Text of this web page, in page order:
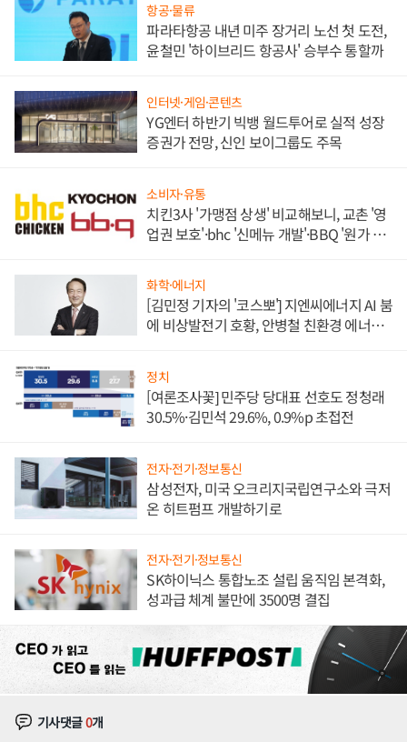
항공·물류
파라타항공 내년 미주 장거리 노선 첫 도전,
윤철민 '하이브리드 항공사' 승부수 통할까
인터넷·게임·콘텐츠
YG엔터 하반기 빅뱅 월드투어로 실적 성장
증권가 전망, 신인 보이그룹도 주목
소비자·유통
치킨3사 '가맹점 상생' 비교해보니, 교촌 '영
업권 보호'·bhc '신메뉴 개발'·BBQ '원가 부
화학·에너지
[김민정 기자의 '코스뽀'] 지엔씨에너지 AI 붐
에 비상발전기 호황, 안병철 친환경 에너지
정치
[여론조사꽃] 민주당 당대표 선호도 정청래
30.5%·김민석 29.6%, 0.9%p 초접전
전자·전기·정보통신
삼성전자, 미국 오크리지국립연구소와 극저
온 히트펌프 개발하기로
전자·전기·정보통신
SK하이닉스 통합노조 설립 움직임 본격화,
성과급 체계 불만에 3500명 결집
기사댓글0개